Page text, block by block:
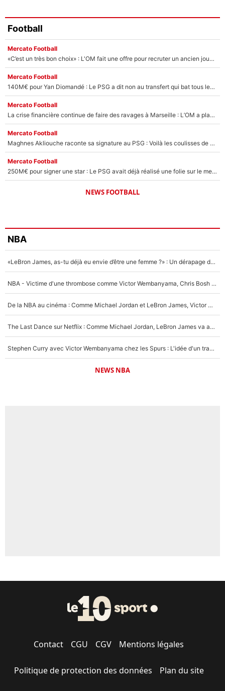
Football
Mercato Football
«C’est un très bon choix» : L'OM fait une offre pour recruter un ancien joueur du PSG... et c'est validé dans l'After Foot !
Mercato Football
140M€ pour Yan Diomandé : Le PSG a dit non au transfert qui bat tous les records sur le mercato
Mercato Football
La crise financière continue de faire des ravages à Marseille : L’OM a placé 12 joueurs sur le marché des transferts… et ça pourrait lui rapporter près de 100M€ !
Mercato Football
Maghnes Akliouche raconte sa signature au PSG : Voilà les coulisses de son transfert de rêve à 50M€
Mercato Football
250M€ pour signer une star : Le PSG avait déjà réalisé une folie sur le mercato bien avant Neymar !
NEWS FOOTBALL
NBA
«LeBron James, as-tu déjà eu envie d’être une femme ?» : Un dérapage de Donald Trump sur la superstar de la NBA refait surface
NBA - Victime d'une thrombose comme Victor Wembanyama, Chris Bosh prévient le Français des risques sur sa santé : «J’ai failli mourir sur le coup et j’ai été ramené à la vie»
De la NBA au cinéma : Comme Michael Jordan et LeBron James, Victor Wembanyama rêve d'une carrière d'acteur !
The Last Dance sur Netflix : Comme Michael Jordan, LeBron James va avoir le droit à sa série !
Stephen Curry avec Victor Wembanyama chez les Spurs : L'idée d'un trade historique est lancée en NBA !
NEWS NBA
Contact CGU CGV Mentions légales
Politique de protection des données Plan du site